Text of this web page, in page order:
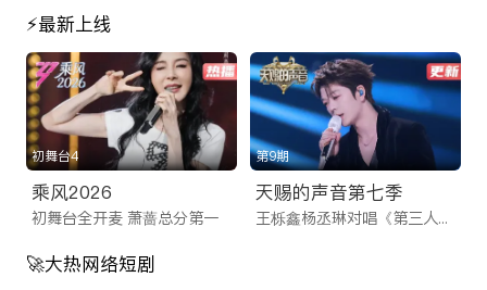
质无卡顿，实时同步国内追剧。无需翻墙，立即访问网址或下载
App，畅享线上看剧乐趣！
ITalkBB TV：海外华人影视网站的首选，
连接您与家乡的视听桥梁
身在异国他乡，最让海外游子牵挂的往往是那一口熟悉的乡音和
家乡的文化脉搏。作为专为北美及全球用户量身打造的海外华人
影视网站，iTalkBB TV 深知您的需求。我们致力于解决海外版
版资源、高清流畅播放体验的海外看剧网址。无论您身处何地，
⚡最新上线
初舞台4
乘风2026
初舞台全开麦 萧蔷总分第一
第9期
天赐的声音第七季
王栎鑫杨丞琳对唱《第三人称》
🚀大热网络短剧